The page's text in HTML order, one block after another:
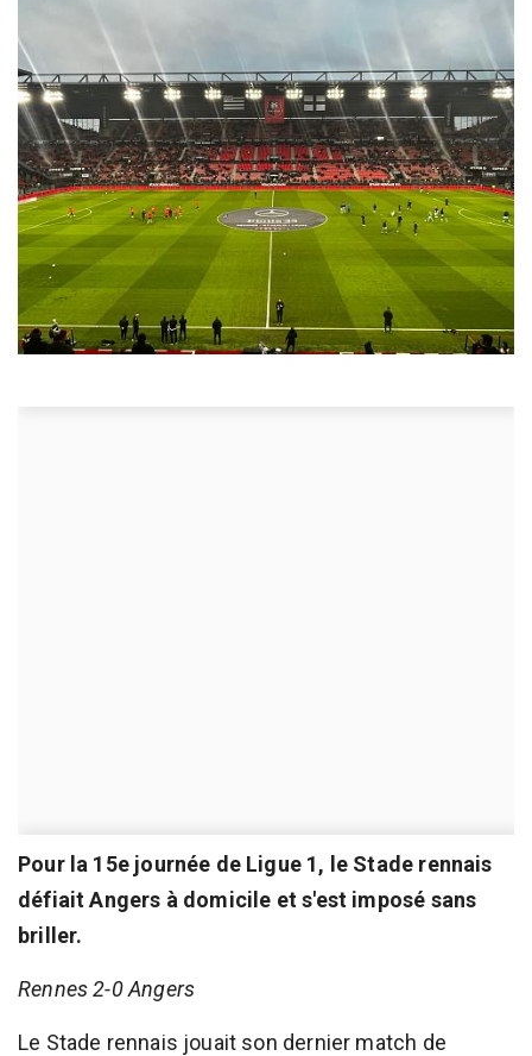
Pour la 15e journée de Ligue 1, le Stade rennais
défiait Angers à domicile et s'est imposé sans
briller.
Rennes 2-0 Angers
Le Stade rennais jouait son dernier match de